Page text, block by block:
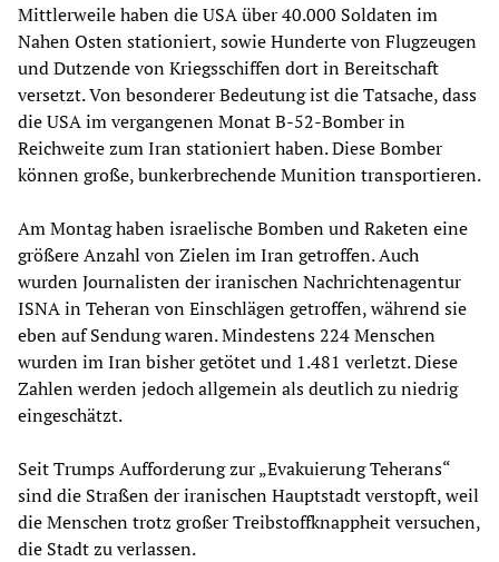
Mittlerweile haben die USA über 40.000 Soldaten im
Nahen Osten stationiert, sowie Hunderte von Flugzeugen
und Dutzende von Kriegsschiffen dort in Bereitschaft
versetzt. Von besonderer Bedeutung ist die Tatsache, dass
die USA im vergangenen Monat B-52-Bomber in
Reichweite zum Iran stationiert haben. Diese Bomber
können große, bunkerbrechende Munition transportieren.
Am Montag haben israelische Bomben und Raketen eine
größere Anzahl von Zielen im Iran getroffen. Auch
wurden Journalisten der iranischen Nachrichtenagentur
ISNA in Teheran von Einschlägen getroffen, während sie
eben auf Sendung waren. Mindestens 224 Menschen
wurden im Iran bisher getötet und 1.481 verletzt. Diese
Zahlen werden jedoch allgemein als deutlich zu niedrig
eingeschätzt.
Seit Trumps Aufforderung zur „Evakuierung Teherans“
sind die Straßen der iranischen Hauptstadt verstopft, weil
die Menschen trotz großer Treibstoffknappheit versuchen,
die Stadt zu verlassen.